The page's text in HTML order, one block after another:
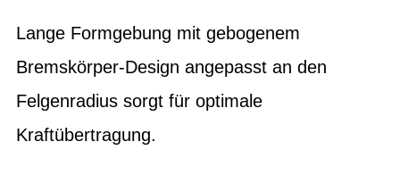
Lange Formgebung mit gebogenem
Bremskörper-Design angepasst an den
Felgenradius sorgt für optimale
Kraftübertragung.